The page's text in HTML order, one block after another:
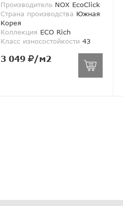
ПроизводительNOX EcoClick
Страна производства Южная
Корея
Коллекция ECO Rich
Класс износостойкости 43
3 049 /м2